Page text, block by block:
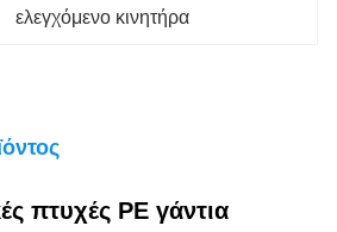
ελεγχόμενο κινητήρα
πτυχές PE γάντια